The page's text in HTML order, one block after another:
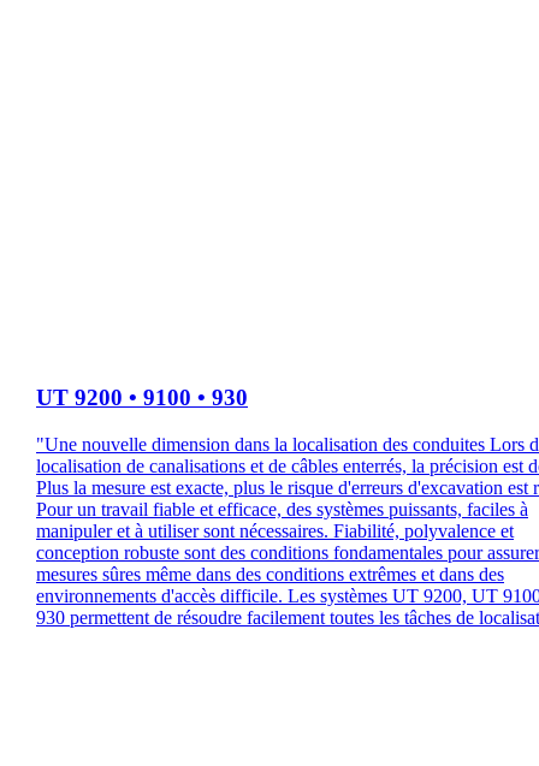
UT 9200 • 9100 • 930
"Une nouvelle dimension dans la localisation des conduites Lors
localisation de canalisations et de câbles enterrés, la précision est
Plus la mesure est exacte, plus le risque d'erreurs d'excavation est
Pour un travail fiable et efficace, des systèmes puissants, faciles à
manipuler et à utiliser sont nécessaires. Fiabilité, polyvalence et
conception robuste sont des conditions fondamentales pour
mesures sûres même dans des conditions extrêmes et dans des
environnements d'accès difficile. Les systèmes UT 9200, UT
930 permettent de résoudre facilement toutes les tâches de